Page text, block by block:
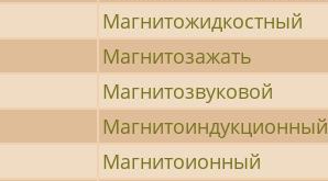
Магнитожидкостный
Магнитозажать
Магнитозвуковой
Магнитоиндукционный
Магнитоионный